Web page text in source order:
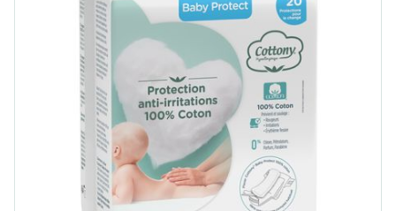
114 mm
Dieetbeperkingen Vegan
Kamertemperatuur (15°C -